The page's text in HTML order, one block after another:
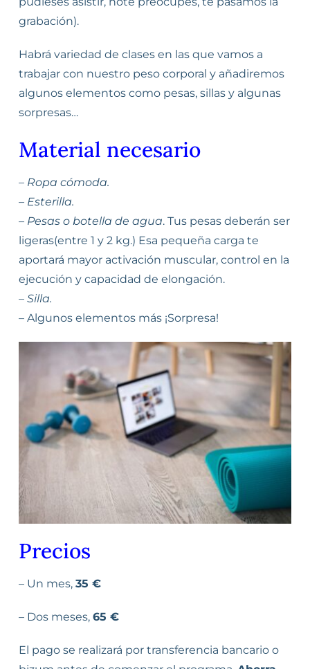
grabación).
Habrá variedad de clases en las que vamos a
trabajar con nuestro peso corporal y añadiremos
algunos elementos como pesas, sillas y algunas
sorpresas…
Material necesario
– Ropa cómoda.
– Esterilla.
– Pesas o botella de agua. Tus pesas deberán ser
ligeras(entre 1 y 2 kg.) Esa pequeña carga te
aportará mayor activación muscular, control en la
ejecución y capacidad de elongación.
–Silla.
– Algunos elementos más ¡Sorpresa!
Precios
– Un mes,35 €
– Dos meses,65 €
El pago se realizará por transferencia bancario o